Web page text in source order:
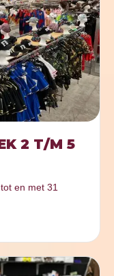
2 T/M 5
en met 31